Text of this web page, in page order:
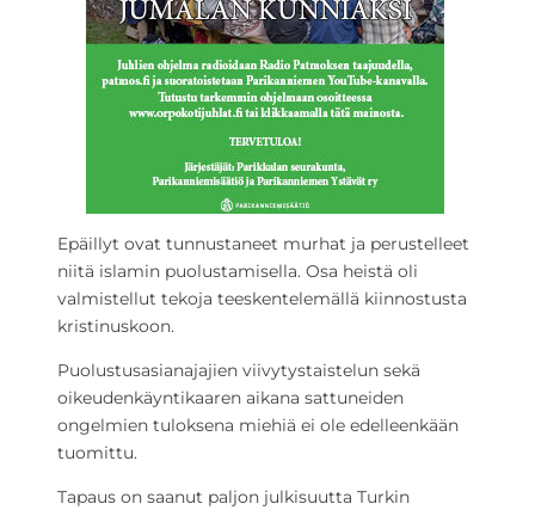
Epäillyt ovat tunnustaneet murhat ja perustelleet
niitä islamin puolustamisella. Osa heistä oli
valmistellut tekoja teeskentelemällä kiinnostusta
kristinuskoon.
Puolustusasianajajien viivytystaistelun sekä
oikeudenkäyntikaaren aikana sattuneiden
ongelmien tuloksena miehiä ei ole edelleenkään
tuomittu.
Tapaus on saanut paljon julkisuutta Turkin